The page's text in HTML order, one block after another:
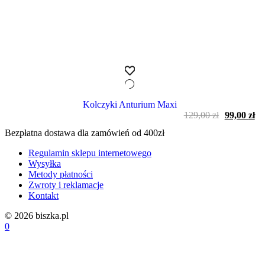
Kolczyki Anturium Maxi
129,00zł
Pierwotna
99,00 zł
Bezpłatna dostawa dla zamówień od 400zł
Regulamin sklepu internetowego
Wysyłka
Metody płatności
Zwroty i reklamacje
Kontakt
© 2026 biszka.pl
0